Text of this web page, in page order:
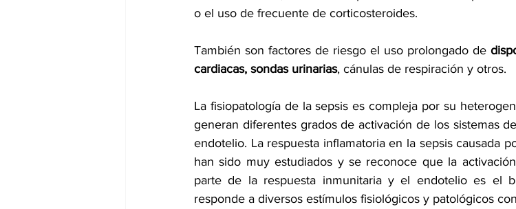
o el uso de frecuente de corticosteroides.
También son factores de riesgo el uso prolongado de
cardiacas, sondas urinarias, cánulas de respiración y otros.
La fisiopatología de la sepsis es compleja por su
generan diferentes grados de activación de los sistemas
endotelio. La respuesta inflamatoria en la sepsis causada
han sido muy estudiados y se reconoce que la
parte de la respuesta inmunitaria y el endotelio es el
responde a diversos estímulos fisiológicos y patológicos